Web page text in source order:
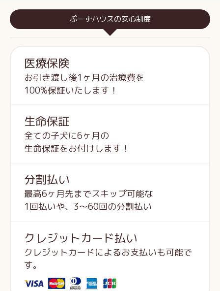
ぷーずハウスの安心制度
医療保険
お引き渡し後1ヶ月の治療費を
100%保証いたします！
生命保証
全ての子犬に6ヶ月の
生命保証をお付けします！
分割払い
最高6ヶ月先までスキップ可能な
1回払いや、3～60回の分割払い
クレジットカード払い
クレジットカードによるお支払いも可能で
す。